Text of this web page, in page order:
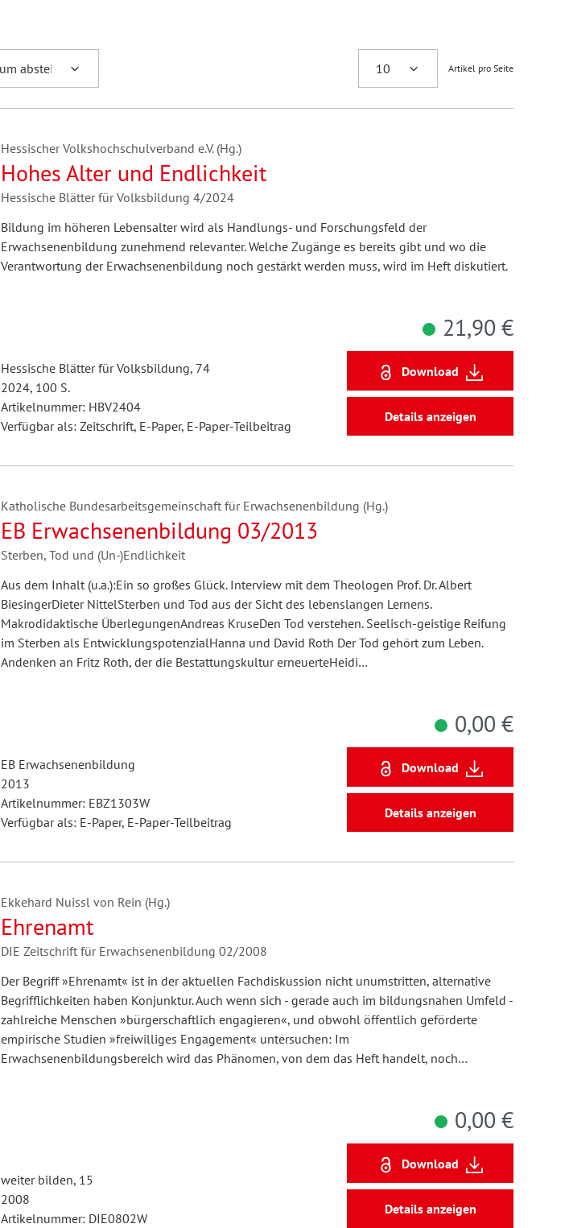
Artikel pro Seite
Hessischer Volkshochschulverband e.V. (Hg.)
Hohes Alter und Endlichkeit
Hessische Blätter für Volksbildung 4/2024
Bildung im höheren Lebensalter wird als Handlungs- und Forschungsfeld der
Erwachsenenbildung zunehmend relevanter. Welche Zugänge es bereits gibt und wo die
Verantwortung der Erwachsenenbildung noch gestärkt werden muss, wird im Heft diskutiert.
Hessische Blätter für Volksbildung, 74
2024, 100 S.
Artikelnummer: HBV2404
Verfügbar als: Zeitschrift, E-Paper, E-Paper-Teilbeitrag
21,90 €
Download
Details anzeigen
Katholische Bundesarbeitsgemeinschaft für Erwachsenenbildung (Hg.)
EB Erwachsenenbildung 03/2013
Sterben, Tod und (Un-)Endlichkeit
Aus dem Inhalt (u.a.):Ein so großes Glück. Interview mit dem Theologen Prof. Dr. Albert
BiesingerDieter NittelSterben und Tod aus der Sicht des lebenslangen Lernens.
Makrodidaktische ÜberlegungenAndreas KruseDen Tod verstehen. Seelisch-geistige Reifung
im Sterben als EntwicklungspotenzialHanna und David Roth Der Tod gehört zum Leben.
Andenken an Fritz Roth, der die Bestattungskultur erneuerteHeidi…
EB Erwachsenenbildung
2013
Artikelnummer: EBZ1303W
Verfügbar als: E-Paper, E-Paper-Teilbeitrag
0,00 €
Download
Details anzeigen
Ekkehard Nuissl von Rein (Hg.)
Ehrenamt
DIE Zeitschrift für Erwachsenenbildung 02/2008
Der Begriff »Ehrenamt« ist in der aktuellen Fachdiskussion nicht unumstritten, alternative
Begrifflichkeiten haben Konjunktur. Auch wenn sich - gerade auch im bildungsnahen Umfeld -
zahlreiche Menschen »bürgerschaftlich engagieren«, und obwohl öffentlich geförderte
empirische Studien »freiwilliges Engagement« untersuchen: Im
Erwachsenenbildungsbereich wird das Phänomen, von dem das Heft handelt, noch…
weiter bilden, 15
2008
Artikelnummer: DIE0802W
0,00 €
Download
Details anzeigen